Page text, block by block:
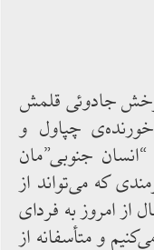
جادوئی قلمش
چپاول‌ و
جنوبی”مان
که ‌می‌تواند از
‌از امروز به ‌فردای
و متأسفانه ‌از